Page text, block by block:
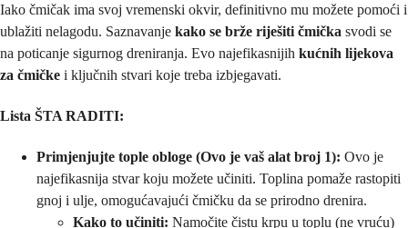
Iako čmičak ima svoj vremenski okvir, definitivno mu možete pomoći i
ublažiti nelagodu. Saznavanje kako se brže riješiti čmička svodi se
na poticanje sigurnog dreniranja. Evo najefikasnijih kućnih lijekova
za čmičke i ključnih stvari koje treba izbjegavati.
Lista ŠTA RADITI:
Primjenjujte tople obloge (Ovo je vaš alat broj 1): Ovo je
najefikasnija stvar koju možete učiniti. Toplina pomaže rastopiti
gnoj i ulje, omogućavajući čmičku da se prirodno drenira.
Kako to učiniti: Namočite čistu krpu u toplu (ne vruću)